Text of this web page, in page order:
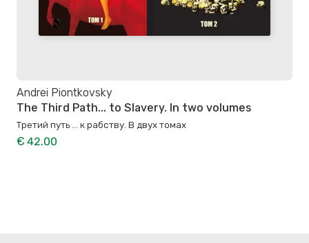
Andrei Piontkovsky
The Third Path... to Slavery. In two volumes
Третий путь ... к рабству. В двух томах
€ 42.00